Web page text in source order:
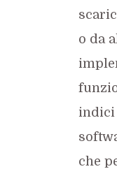
o da
indici
che